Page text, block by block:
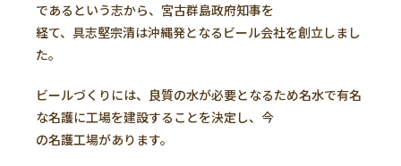
であるという志から、宮古群島政府知事を
経て、具志堅宗清は沖縄発となるビール会社を創立しまし
た。
ビールづくりには、良質の水が必要となるため名水で有名
な名護に工場を建設することを決定し、今
の名護工場があります。